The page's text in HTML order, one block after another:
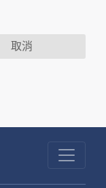
行社有限公
連結網站有其
措施不適用
取消